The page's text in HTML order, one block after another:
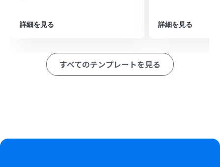
※「トリガー」：フロー起動のきっかけとなるアクション、「オ
■このワークフローのカスタムポイント
分岐機能の設定では、Typeformのどの質問項目に、どの
■注意事項
詳細を見る 詳細を見る
すべてのテンプレートを見る